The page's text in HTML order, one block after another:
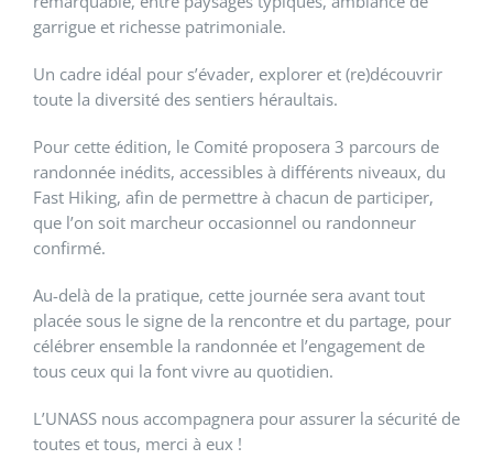
garrigue et richesse patrimoniale.
Un cadre idéal pour s’évader, explorer et (re)découvrir
toute la diversité des sentiers héraultais.
Pour cette édition, le Comité proposera 3 parcours de
randonnée inédits, accessibles à différents niveaux, du
Fast Hiking, afin de permettre à chacun de participer,
que l’on soit marcheur occasionnel ou randonneur
confirmé.
Au-delà de la pratique, cette journée sera avant tout
placée sous le signe de la rencontre et du partage, pour
célébrer ensemble la randonnée et l’engagement de
tous ceux qui la font vivre au quotidien.
L’UNASS nous accompagnera pour assurer la sécurité de
toutes et tous, merci à eux !